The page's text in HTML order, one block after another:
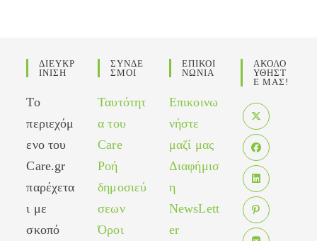
ΔΙΕΥΚΡ
ΙΝΙΣΗ
Το
περιεχόμ
ενο του
Care.gr
παρέχετα
ι με
σκοπό
ΣΥΝΔΕ
ΣΜΟΙ
Ταυτότητ
α του
Care
Ροή
δημοσιεύ
σεων
Όροι
ΕΠΙΚΟΙ
ΝΩΝΙΑ
Επικοινω
νήστε
μαζί μας
Διαφήμισ
η
NewsLett
er
ΑΚΟΛΟ
ΥΘΗΣΤ
Ε ΜΑΣ!
Opens
in
a
new
tab
Opens
in
a
new
tab
Opens
in
aOpens